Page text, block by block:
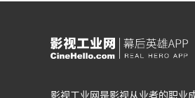
影视工业网是影视从业者的职业